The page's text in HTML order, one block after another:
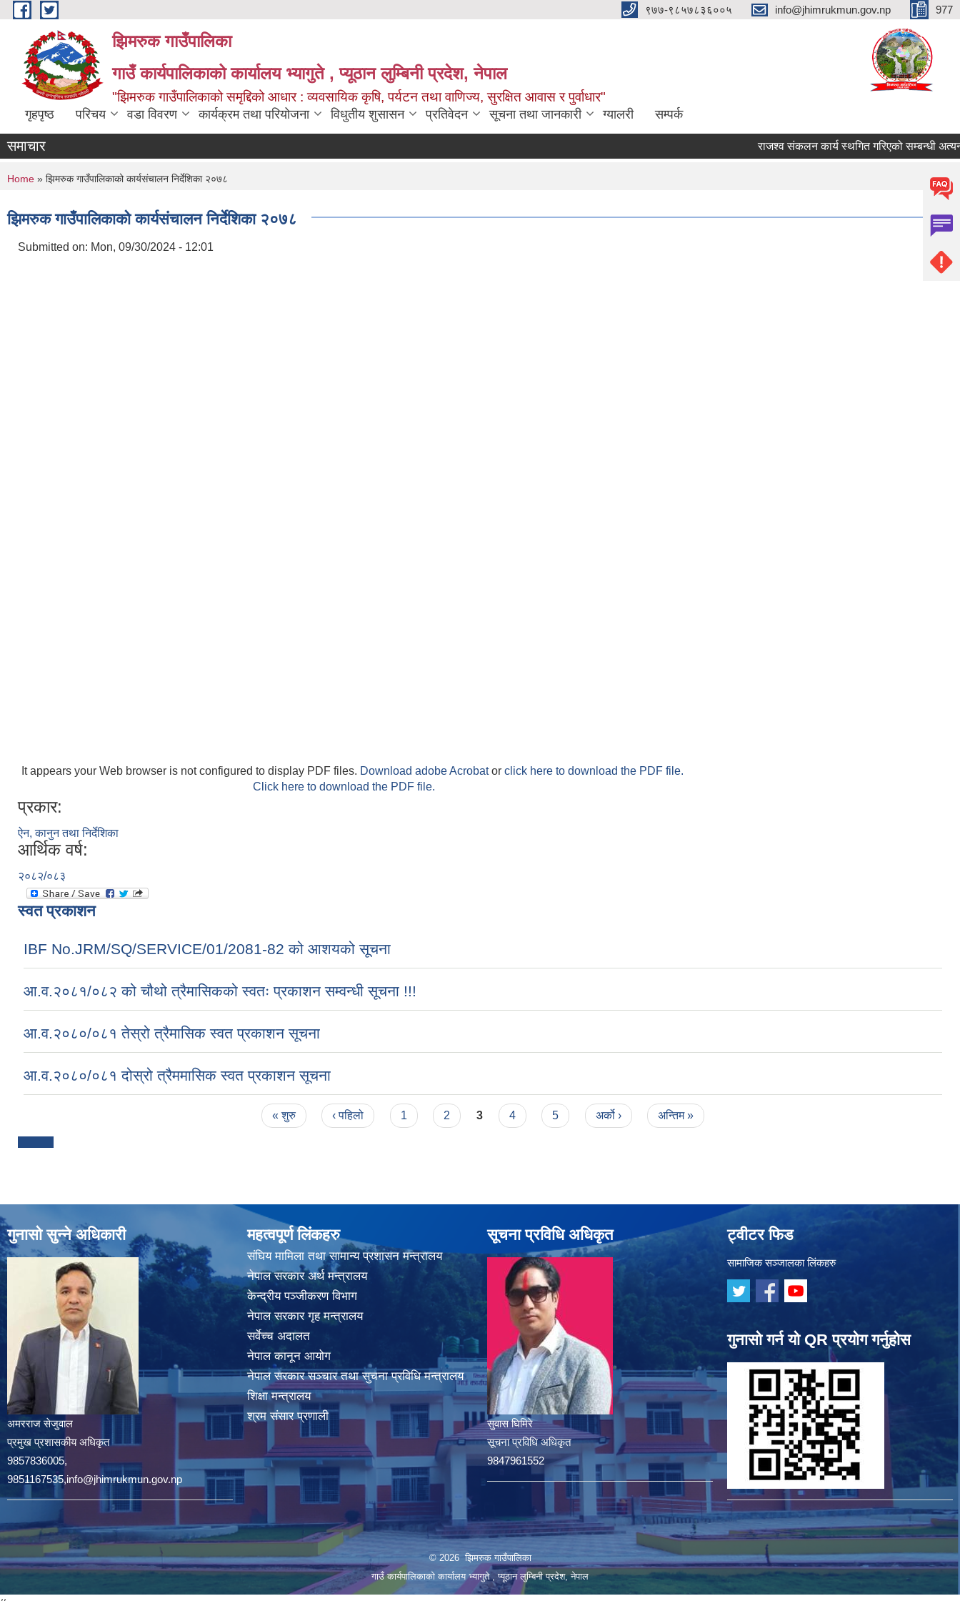
Skip to main content ९७७-९८५७८३६००५ info@jhimrukmun.gov.np 977
झिमरुक गाउँपालिका
गाउँ कार्यपालिकाको कार्यालय भ्यागुते , प्यूठान लुम्बिनी प्रदेश, नेपाल
"झिमरुक गाउँपालिकाको समृद्दिको आधार : व्यवसायिक कृषि, पर्यटन तथा वाणिज्य, सुरक्षित आवास र पुर्वाधार"
गृहपृष्ठ परिचय वडा विवरण कार्यक्रम तथा परियोजना विधुतीय शुसासन प्रतिवेदन सूचना तथा जानकारी ग्यालरी सम्पर्क
समाचार राजश्व संकलन कार्य स्थगित गरिएको सम्बन्धी अत्यन्तै
You are here
Home » झिमरुक गाउँपालिकाको कार्यसंचालन निर्देशिका २०७८
झिमरुक गाउँपालिकाको कार्यसंचालन निर्देशिका २०७८
Submitted on: Mon, 09/30/2024 - 12:01
It appears your Web browser is not configured to display PDF files. Download adobe Acrobator click here to download the PDF file.
Click here to download the PDF file.
प्रकार:
ऐन, कानुन तथा निर्देशिका
आर्थिक वर्ष:
२०८२/०८३
स्वत प्रकाशन
IBF No.JRM/SQ/SERVICE/01/2081-82 को आशयको सूचना
आ.व.२०८१/०८२ को चौथो त्रैमासिकको स्वतः प्रकाशन सम्वन्धी सूचना !!!
आ.व.२०८०/०८१ तेस्रो त्रैमासिक स्वत प्रकाशन सूचना
आ.व.२०८०/०८१ दोस्रो त्रैममासिक स्वत प्रकाशन सूचना
« शुरु ‹ पहिलो 1 2 3 4 5 अर्को › अन्तिम »
गुनासो सुन्ने अधिकारी
अमरराज सेजुवाल
प्रमुख प्रशासकीय अधिकृत
9857836005,
9851167535,info@jhimrukmun.gov.np
महत्वपूर्ण लिंकहरु
संघिय मामिला तथा सामान्य प्रशासन मन्त्रालय
नेपाल सरकार अर्थ मन्त्रालय
केन्द्रीय पञ्जीकरण विभाग
नेपाल सरकार गृह मन्त्रालय
सर्वेच्च अदालत
नेपाल कानून आयोग
नेपाल सरकार सञ्चार तथा सुचना प्रविधि मन्त्रालय
शिक्षा मन्त्रालय
श्रम संसार प्रणाली
सूचना प्रविधि अधिकृत
सुवास घिमिरे
सूचना प्रविधि अधिकृत
9847961552
ट्वीटर फिड
सामाजिक सञ्जालका लिंकहरु
गुनासो गर्न यो QR प्रयोग गर्नुहोस
© 2026 झिमरुक गाउँपालिका
गाउँ कार्यपालिकाको कार्यालय भ्यागुते , प्यूठान लुम्बिनी प्रदेश, नेपाल